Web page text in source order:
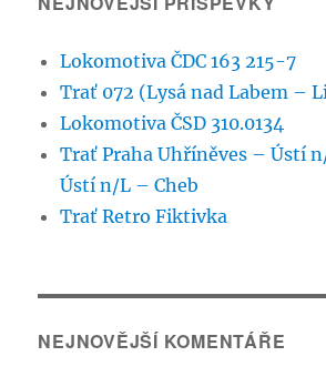
Lokomotiva ČDC 163 215-7
Trať 072 (Lysá nad Labem –
Lokomotiva ČSD 310.0134
Trať Praha Uhříněves – Ústí
Ústí n/L – Cheb
Trať Retro Fiktivka
NEJNOVĚJŠÍ KOMENTÁŘE